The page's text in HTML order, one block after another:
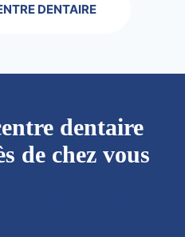
DENTAIRE
dentaire
de chez vous